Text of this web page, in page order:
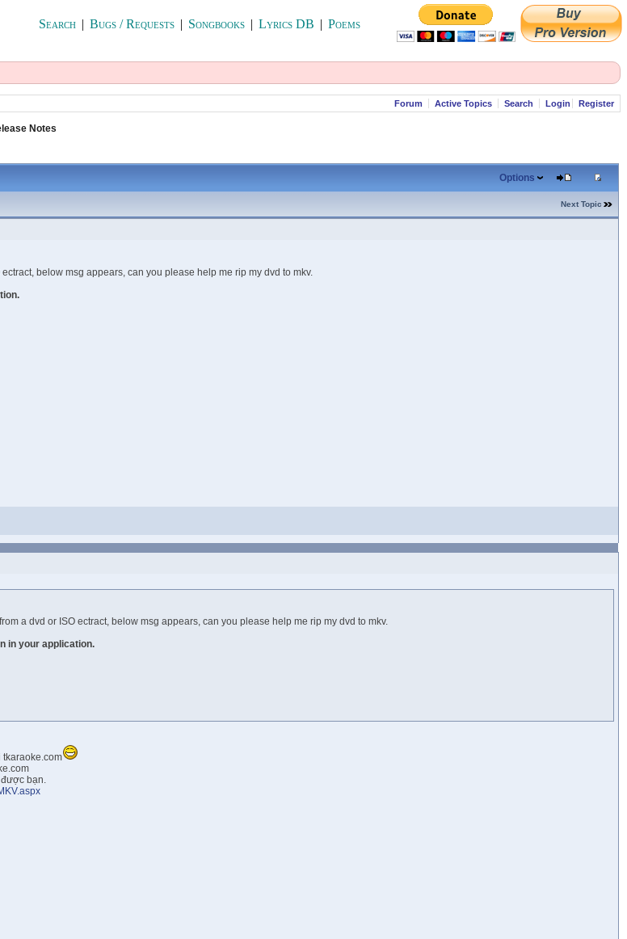
Search | Bugs / Requests | Songbooks | Lyrics DB | Poems
Forum Active Topics Search Login Register
Notes
Options
Next Topic
below msg appears, can you please help me rip my dvd to mkv.
a dvd or ISO ectract, below msg appears, can you please help me rip my dvd to mkv.
in your application.
được bạn.